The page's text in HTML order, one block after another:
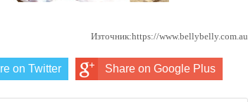
Източник:https://www.bellybelly.com.au
on Twitter Share on Google Plus